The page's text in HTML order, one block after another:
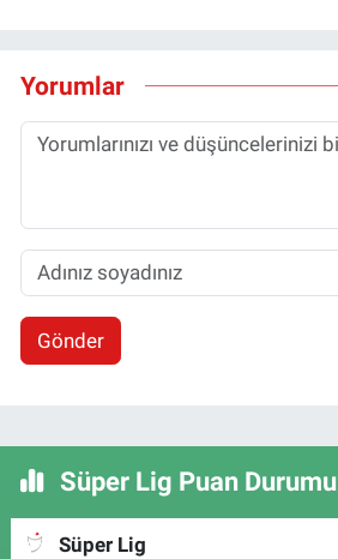
Yorumlar
Gönder
Süper Lig Puan Durumu
Süper Lig